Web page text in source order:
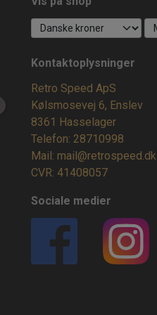
Kontaktoplysninger
Retro Speed ApS
Kølsmosevej 6, Enslev
8361 Hasselager
Telefon: 28710998
Mail: mail@retrospeed.dk
CVR: 41408057
Sociale medier